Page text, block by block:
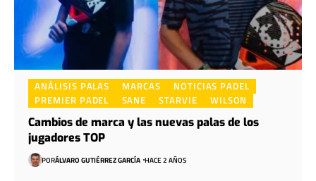
ANÁLISIS PALAS MARCAS
NOTICIAS PADEL
PREMIER PADEL
SANE STARVIE WILSON
Cambios de marca y las nuevas palas de los
jugadores TOP
PORÁLVARO GUTIÉRREZ GARCÍA HACE 2 AÑOS